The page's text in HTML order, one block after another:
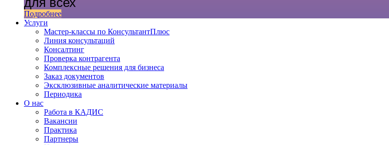
Подробнее
Услуги
Мастер-классы по КонсультантПлюс
Линия консультаций
Консалтинг
Проверка контрагента
Комплексные решения для бизнеса
Заказ документов
Эксклюзивные аналитические материалы
Периодика
О нас
Работа в КАДИС
Вакансии
Практика
Партнеры